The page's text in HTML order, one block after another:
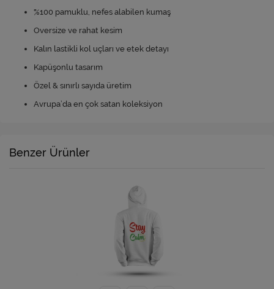
%100 pamuklu, nefes alabilen kumaş
Oversize ve rahat kesim
Kalın lastikli kol uçları ve etek detayı
Kapüşonlu tasarım
Özel & sınırlı sayıda üretim
Avrupa’da en çok satan koleksiyon
Benzer Ürünler